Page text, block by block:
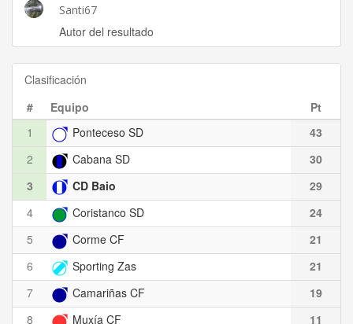
Santi67
Autor del resultado
Clasificación
#
Equipo
Pt
1
Ponteceso SD
43
2
Cabana SD
30
3
CD Baio
29
4
Coristanco SD
24
5
Corme CF
21
6
Sporting Zas
21
7
Camariñas CF
19
8
Muxía CF
11